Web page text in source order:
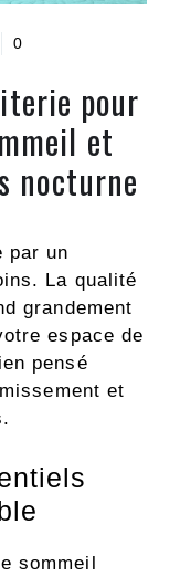
0
pour
et
nocturne
par un
La qualité
grandement
espace de
pensé
et
sommeil